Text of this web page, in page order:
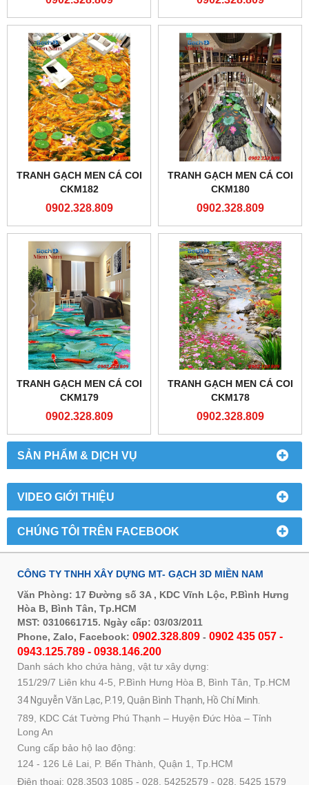
SẢN PHẨM & DỊCH VỤ
VIDEO GIỚI THIỆU
CHÚNG TÔI TRÊN FACEBOOK
TRANH GẠCH MEN CÁ COI
CKM182
0902.328.809
TRANH GẠCH MEN CÁ COI
CKM180
0902.328.809
TRANH GẠCH MEN CÁ COI
CKM179
0902.328.809
TRANH GẠCH MEN CÁ COI
CKM178
0902.328.809
CÔNG TY TNHH XÂY DỰNG MT- GẠCH 3D MIỀN NAM
Văn Phòng: 17 Đường số 3A , KDC Vĩnh Lộc, P.Bình Hưng
Hòa B, Bình Tân, Tp.HCM
MST: 0310661715. Ngày cấp: 03/03/2011
Phone, Zalo, Facebook: 0902.328.809 - 0902 435 057 -
0943.125.789 - 0938.146.200
Danh sách kho chứa hàng, vật tư xây dựng:
151/29/7 Liên khu 4-5, P.Bình Hưng Hòa B, Bình Tân, Tp.HCM
34 Nguyễn Văn Lạc, P.19, Quận Bình Thạnh, Hồ Chí Minh.
789, KDC Cát Tường Phú Thạnh – Huyện Đức Hòa – Tỉnh
Long An
Cung cấp bảo hộ lao động:
124 - 126 Lê Lai, P. Bến Thành, Quận 1, Tp.HCM
Điện thoại: 028.3503 1085 - 028. 54252579 - 028. 5425 1579